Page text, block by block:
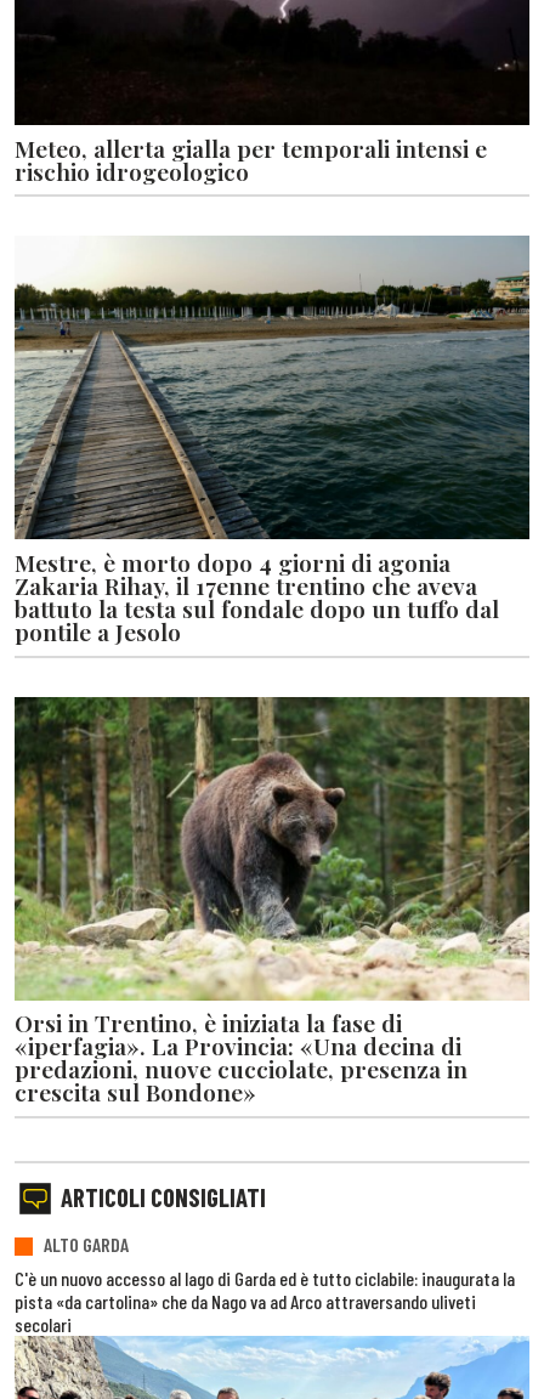
Meteo, allerta gialla per temporali intensi e
rischio idrogeologico
Mestre, è morto dopo 4 giorni di agonia
Zakaria Rihay, il 17enne trentino che aveva
battuto la testa sul fondale dopo un tuffo dal
pontile a Jesolo
Orsi in Trentino, è iniziata la fase di
«iperfagia». La Provincia: «Una decina di
predazioni, nuove cucciolate, presenza in
crescita sul Bondone»
ARTICOLI CONSIGLIATI
ALTO GARDA
C'è un nuovo accesso al lago di Garda ed è tutto ciclabile: inaugurata la
pista «da cartolina» che da Nago va ad Arco attraversando uliveti
secolari